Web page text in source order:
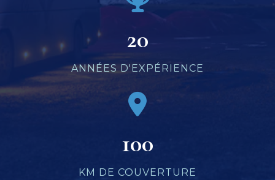
20
ANNÉES D'EXPÉRIENCE
100
KM DE COUVERTURE